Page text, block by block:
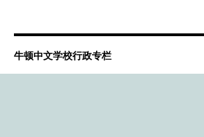
牛顿中文学校行政专栏